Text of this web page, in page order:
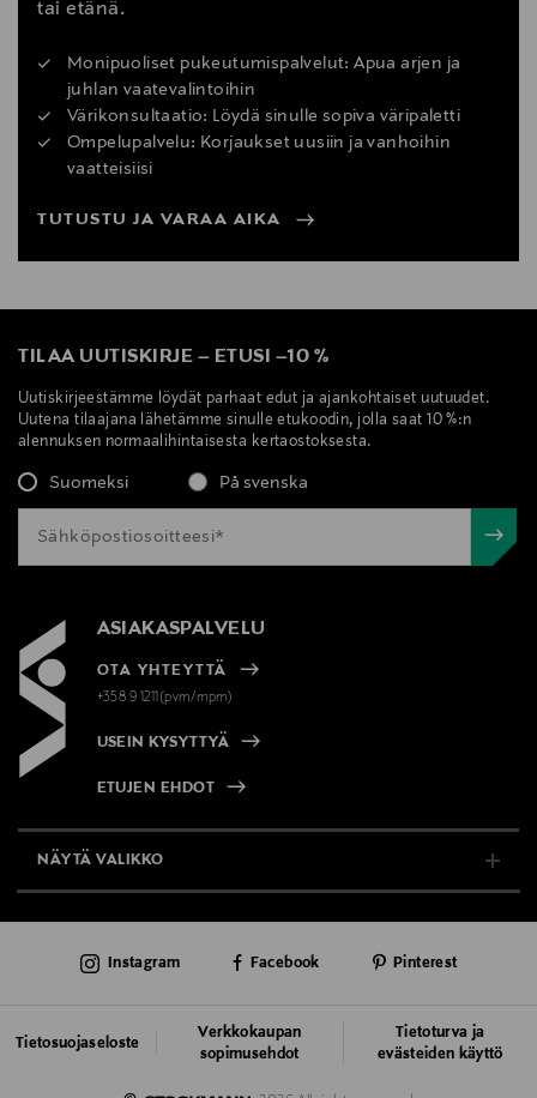
tai etänä.
Monipuoliset pukeutumispalvelut: Apua arjen ja
juhlan vaatevalintoihin
Värikonsultaatio: Löydä sinulle sopiva väripaletti
Ompelupalvelu: Korjaukset uusiin ja vanhoihin
vaatteisiisi
TUTUSTU JA VARAA AIKA
TILAA UUTISKIRJE – ETUSI –10 %
Uutiskirjeestämme löydät parhaat edut ja ajankohtaiset uutuudet.
Uutena tilaajana lähetämme sinulle etukoodin, jolla saat 10 %:n
alennuksen normaalihintaisesta kertaostoksesta.
Suomeksi På svenska
ASIAKASPALVELU
OTA YHTEYTTÄ
+358 9 1211(pvm/mpm)
USEIN KYSYTTYÄ
ETUJEN EHDOT
NÄYTÄ VALIKKO
AJANKOHTAISTA
Tietosuojaseloste
Verkkokaupan
sopimusehdot
Tietoturva ja
evästeiden käyttö
Instagram Facebook Pinterest